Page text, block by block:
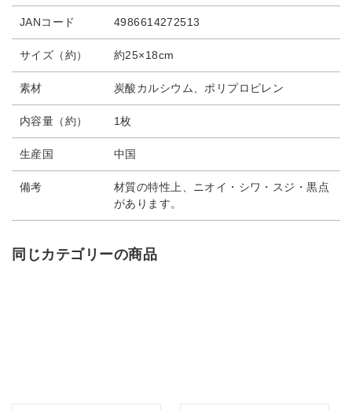
JANコード 4986614272513
サイズ（約） 約25×18cm
素材 炭酸カルシウム、ポリプロピレン
内容量（約） 1枚
生産国 中国
備考
材質の特性上、ニオイ・シワ・スジ・黒点
があります。
同じカテゴリーの商品